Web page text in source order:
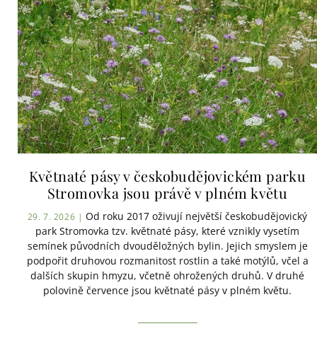
Květnaté pásy v českobudějovickém parku
Stromovka jsou právě v plném květu
29. 7. 2026 | Od roku 2017 oživují největší českobudějovický
park Stromovka tzv. květnaté pásy, které vznikly vysetím
semínek původních dvouděložných bylin. Jejich smyslem je
podpořit druhovou rozmanitost rostlin a také motýlů, včel a
dalších skupin hmyzu, včetně ohrožených druhů. V druhé
polovině července jsou květnaté pásy v plném květu.